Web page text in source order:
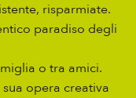
risparmiate.
paradiso degli
o tra amici.
opera creativa